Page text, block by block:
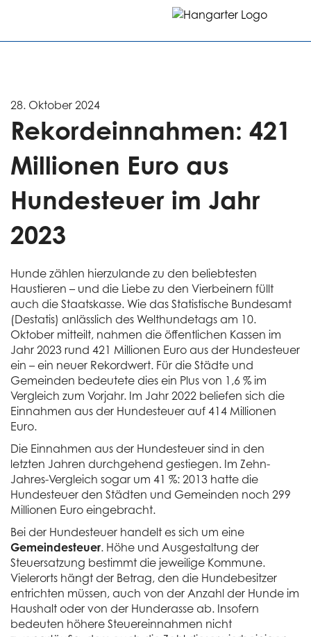
28. Oktober 2024
Rekordeinnahmen: 421
Millionen Euro aus
Hundesteuer im Jahr
2023
Hunde zählen hierzulande zu den beliebtesten
Haustieren – und die Liebe zu den Vierbeinern füllt
auch die Staatskasse. Wie das Statistische Bundesamt
(Destatis) anlässlich des Welthundetags am 10.
Oktober mitteilt, nahmen die öffentlichen Kassen im
Jahr 2023 rund 421 Millionen Euro aus der Hundesteuer
ein – ein neuer Rekordwert. Für die Städte und
Gemeinden bedeutete dies ein Plus von 1,6 % im
Vergleich zum Vorjahr. Im Jahr 2022 beliefen sich die
Einnahmen aus der Hundesteuer auf 414 Millionen
Euro.
Die Einnahmen aus der Hundesteuer sind in den
letzten Jahren durchgehend gestiegen. Im Zehn-
Jahres-Vergleich sogar um 41 %: 2013 hatte die
Hundesteuer den Städten und Gemeinden noch 299
Millionen Euro eingebracht.
Bei der Hundesteuer handelt es sich um eine
Gemeindesteuer. Höhe und Ausgestaltung der
Steuersatzung bestimmt die jeweilige Kommune.
Vielerorts hängt der Betrag, den die Hundebesitzer
entrichten müssen, auch von der Anzahl der Hunde im
Haushalt oder von der Hunderasse ab. Insofern
bedeuten höhere Steuereinnahmen nicht